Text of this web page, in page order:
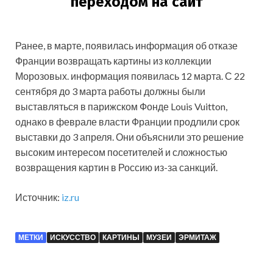
Ранее, в марте, появилась информация об отказе
Франции возвращать картины из коллекции
Морозовых. информация появилась 12 марта. С 22
сентября до 3 марта работы должны были
выставляться в парижском Фонде Louis Vuitton,
однако в феврале власти Франции продлили срок
выставки до 3 апреля. Они объяснили это решение
высоким интересом посетителей и сложностью
возвращения картин в Россию из-за санкций.
Источник: iz.ru
МЕТКИ ИСКУССТВО КАРТИНЫ МУЗЕИ ЭРМИТАЖ